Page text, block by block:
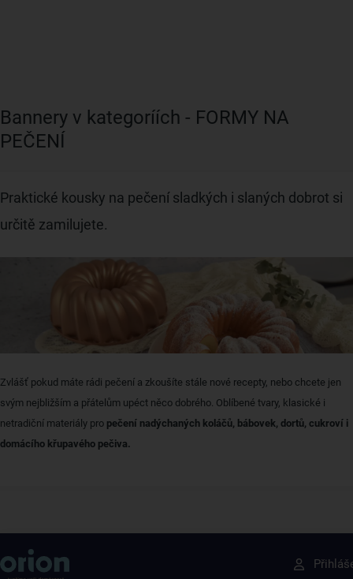
Bannery v kategoríích - FORMY NA
PEČENÍ
Praktické kousky na pečení sladkých i slaných dobrot si
určitě zamilujete.
Zvlášť pokud máte rádi pečení a zkoušíte stále nové recepty, nebo chcete jen
svým nejbližším a přátelům upéct něco dobrého. Oblíbené tvary, klasické i
netradiční materiály pro pečení nadýchaných koláčů, bábovek, dortů, cukroví i
domácího křupavého pečiva.
Získejte rady, recepty a tipy na slevy dřív než
ostatní